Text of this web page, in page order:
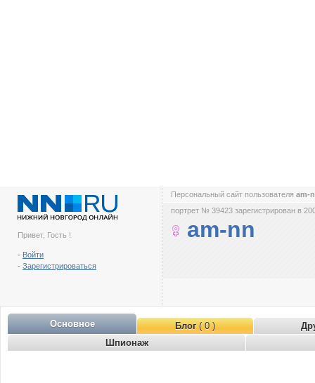
Привет, Гость !
- Войти
- Зарегистрироваться
Персональный сайт пользователя am-
портрет № 39423 зарегистрирован в
am-nn
Основное Блог( 0 )
Шпионаж